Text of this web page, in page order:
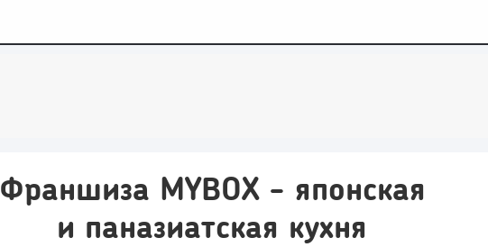
Франшиза MYBOX - японская
и паназиатская кухня